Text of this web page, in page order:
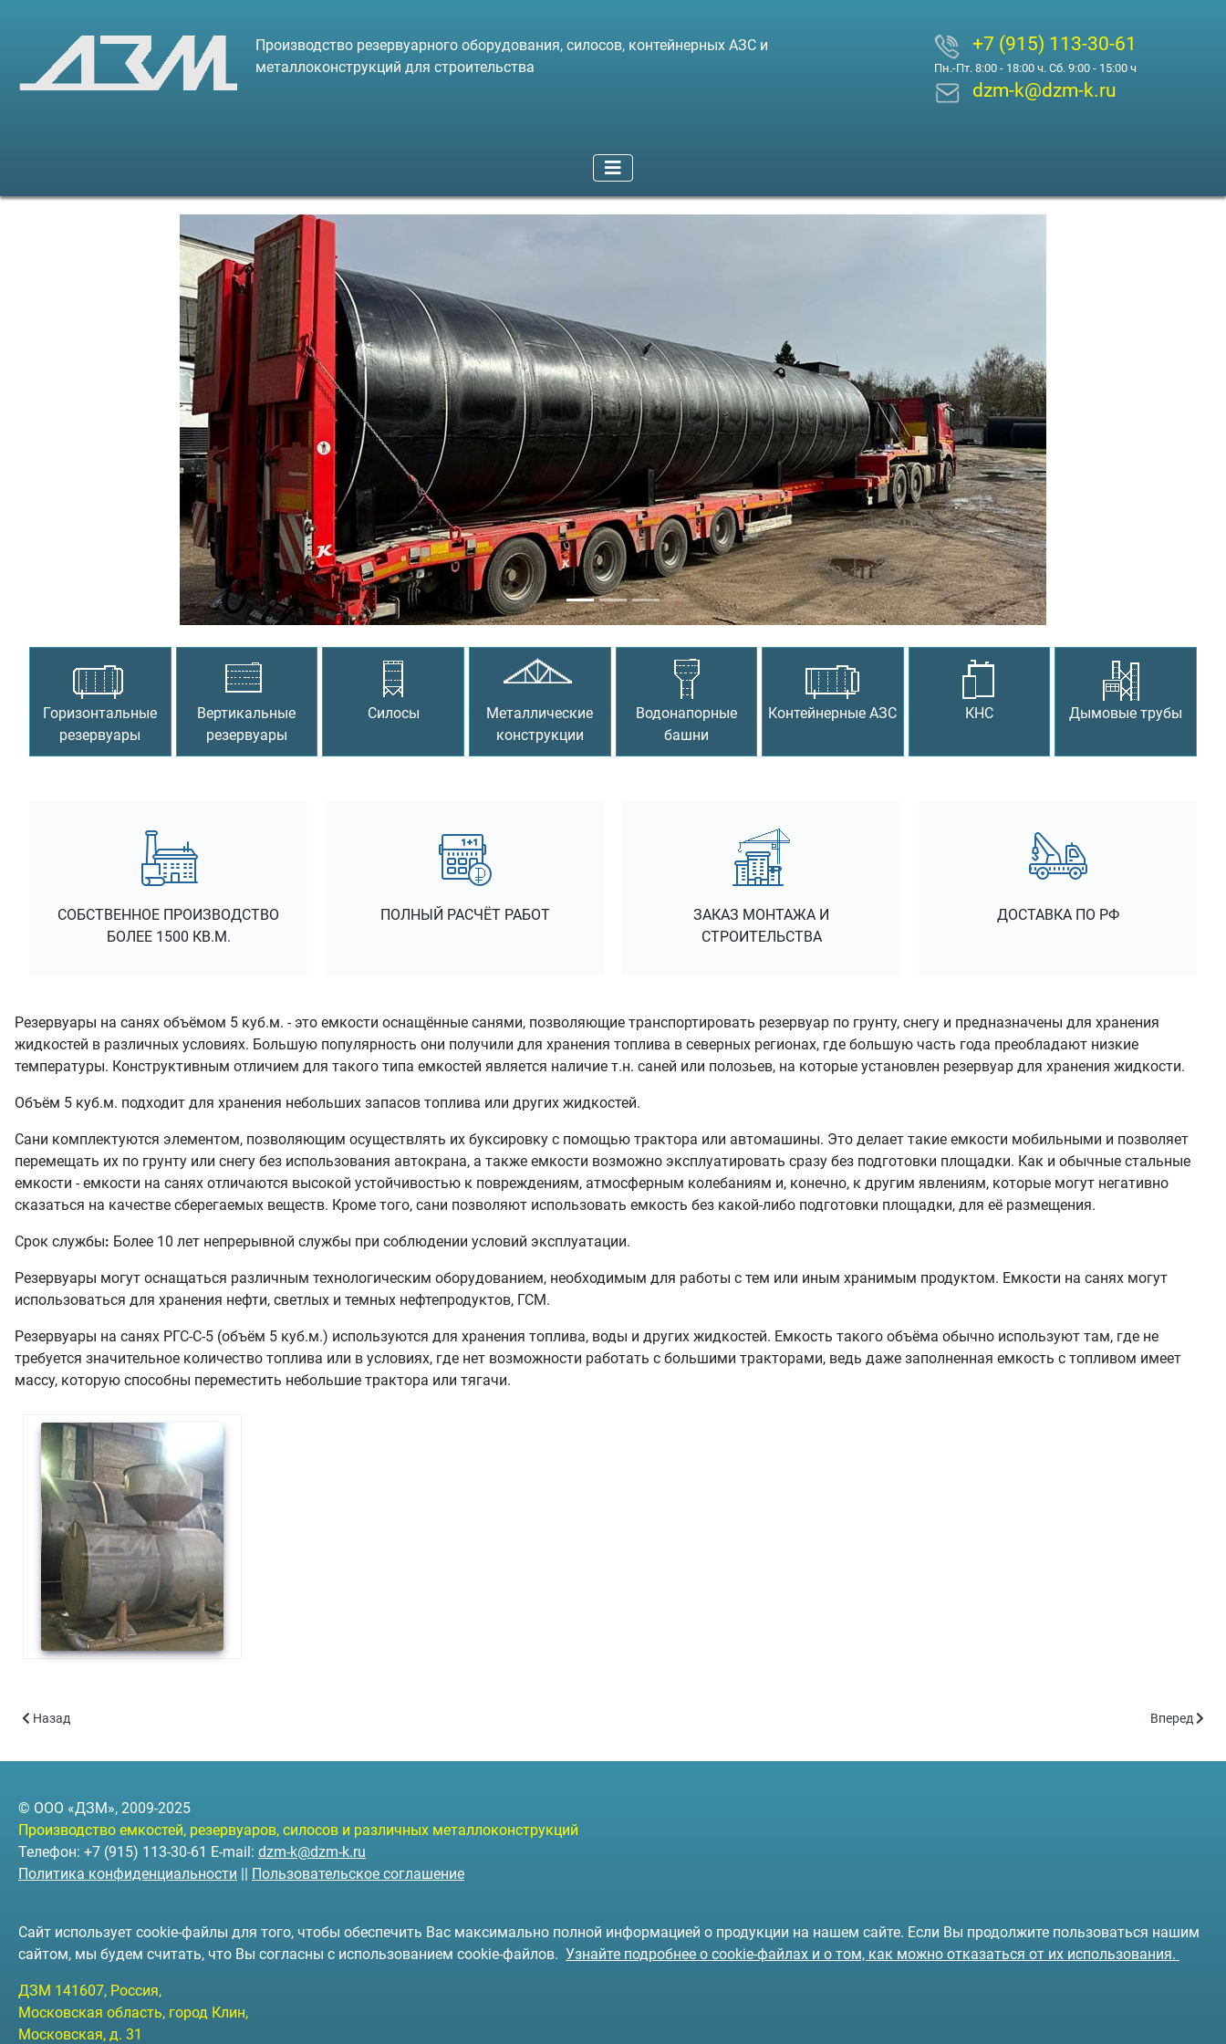
Производство резервуарного оборудования, силосов, контейнерных АЗС и
металлоконструкций для строительства
+7 (915) 113-30-61
Пн.-Пт. 8:00 - 18:00 ч. Сб. 9:00 - 15:00 ч
dzm-k@dzm-k.ru
Предыдущий
Горизонтальные
резервуары
Вертикальные
резервуары
Силосы
Металлические
конструкции
Водонапорные
башни
Контейнерные АЗС КНС Дымовые трубы
СОБСТВЕННОЕ ПРОИЗВОДСТВО
БОЛЕЕ 1500 КВ.М.
ПОЛНЫЙ РАСЧЁТ РАБОТ
ЗАКАЗ МОНТАЖА И
СТРОИТЕЛЬСТВА
ДОСТАВКА ПО РФ
Резервуары на санях объёмом 5 куб.м. - это емкости оснащённые санями, позволяющие транспортировать резервуар по грунту, снегу и предназначены для хранения
жидкостей в различных условиях. Большую популярность они получили для хранения топлива в северных регионах, где большую часть года преобладают низкие
температуры. Конструктивным отличием для такого типа емкостей является наличие т.н. саней или полозьев, на которые установлен резервуар для хранения жидкости.
Объём 5 куб.м. подходит для хранения небольших запасов топлива или других жидкостей.
Сани комплектуются элементом, позволяющим осуществлять их буксировку с помощью трактора или автомашины. Это делает такие емкости мобильными и позволяет
перемещать их по грунту или снегу без использования автокрана, а также емкости возможно эксплуатировать сразу без подготовки площадки. Как и обычные стальные
емкости - емкости на санях отличаются высокой устойчивостью к повреждениям, атмосферным колебаниям и, конечно, к другим явлениям, которые могут негативно
сказаться на качестве сберегаемых веществ. Кроме того, сани позволяют использовать емкость без какой-либо подготовки площадки, для её размещения.
Срок службы: Более 10 лет непрерывной службы при соблюдении условий эксплуатации.
Резервуары могут оснащаться различным технологическим оборудованием, необходимым для работы с тем или иным хранимым продуктом. Емкости на санях могут
использоваться для хранения нефти, светлых и темных нефтепродуктов, ГСМ.
Резервуары на санях РГС-С-5 (объём 5 куб.м.) используются для хранения топлива, воды и других жидкостей. Емкость такого объёма обычно используют там, где не
требуется значительное количество топлива или в условиях, где нет возможности работать с большими тракторами, ведь даже заполненная емкость с топливом имеет
массу, которую способны переместить небольшие трактора или тягачи.
Предыдущий: Резервуары на санях РГС-С-3 (объём 3 куб.м.)
Назад Следующий:
Вперед
© ООО «ДЗМ», 2009-2025
Производство емкостей, резервуаров, силосов и различных металлоконструкций
Телефон: +7 (915) 113-30-61 E-mail: dzm-k@dzm-k.ru
Политика конфиденциальности || Пользовательское соглашение
Сайт использует cookie-файлы для того, чтобы обеспечить Вас максимально полной информацией о продукции на нашем сайте. Если Вы продолжите пользоваться нашим
сайтом, мы будем считать, что Вы согласны с использованием cookie-файлов. Узнайте подробнее о cookie-файлах и о том, как можно отказаться от их использования.
ДЗМ 141607, Россия,
Московская область, город Клин,
Московская, д. 31